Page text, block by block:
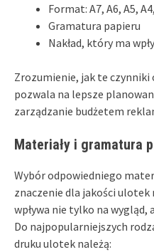
Format: A7, A6, A5,
Gramatura papieru
Nakład, który ma
Zrozumienie, jak te czynniki
pozwala na lepsze
zarządzanie budżetem
Materiały i gramatura
Wybór odpowiedniego
znaczenie dla jakości ulotek
wpływa nie tylko na wygląd,
Do najpopularniejszych
druku ulotek należą: